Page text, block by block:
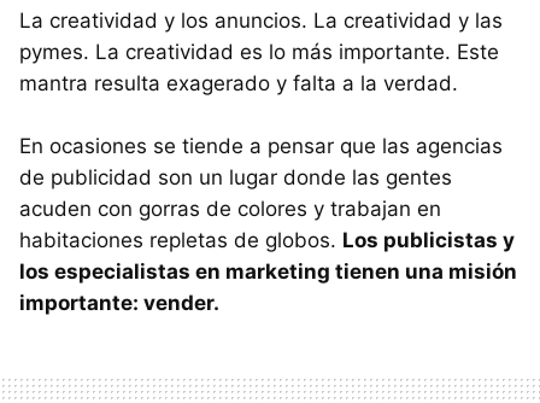
La creatividad y los anuncios. La creatividad y las
pymes. La creatividad es lo más importante. Este
mantra resulta exagerado y falta a la verdad.
En ocasiones se tiende a pensar que las agencias
de publicidad son un lugar donde las gentes
acuden con gorras de colores y trabajan en
habitaciones repletas de globos. Los publicistas y
los especialistas en marketing tienen una misión
importante: vender.